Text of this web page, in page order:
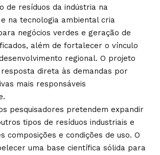
de resíduos da indústria na
na tecnologia ambiental cria
negócios verdes e geração de
além de fortalecer o vínculo
regional. O projeto
direta às demandas por
mais responsáveis
pesquisadores pretendem expandir
tipos de resíduos industriais e
composições e condições de uso. O
uma base científica sólida para